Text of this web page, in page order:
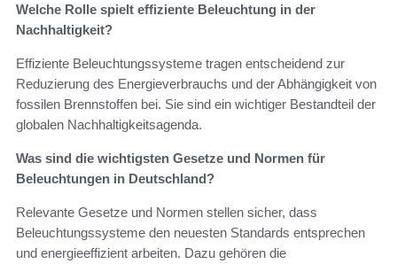
Welche Rolle spielt effiziente Beleuchtung in der
Nachhaltigkeit?
Effiziente Beleuchtungssysteme tragen entscheidend zur
Reduzierung des Energieverbrauchs und der Abhängigkeit von
fossilen Brennstoffen bei. Sie sind ein wichtiger Bestandteil der
globalen Nachhaltigkeitsagenda.
Was sind die wichtigsten Gesetze und Normen für
Beleuchtungen in Deutschland?
Relevante Gesetze und Normen stellen sicher, dass
Beleuchtungssysteme den neuesten Standards entsprechen
und energieeffizient arbeiten. Dazu gehören die